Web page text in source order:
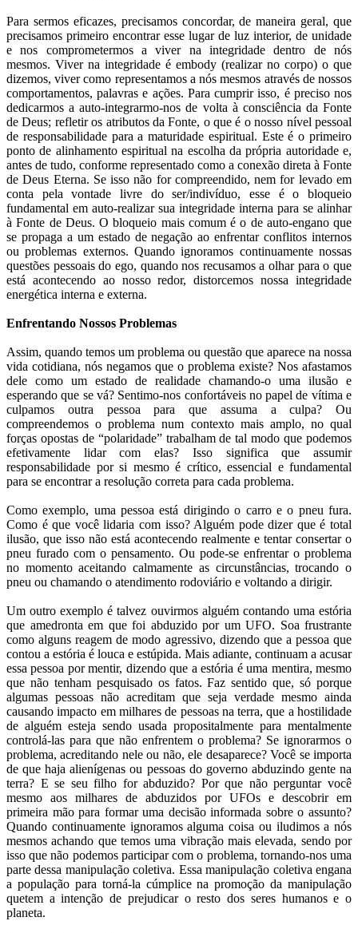
Para sermos eficazes, precisamos concordar, de maneira geral, que
precisamos primeiro encontrar esse lugar de luz interior, de unidade
e nos comprometermos a viver na integridade dentro de nós
mesmos. Viver na integridade é embody (realizar no corpo) o que
dizemos, viver como representamos a nós mesmos através de nossos
comportamentos, palavras e ações. Para cumprir isso, é preciso nos
dedicarmos a auto-integrarmo-nos de volta à consciência da Fonte
de Deus; refletir os atributos da Fonte, o que é o nosso nível pessoal
de responsabilidade para a maturidade espiritual. Este é o primeiro
ponto de alinhamento espiritual na escolha da própria autoridade e,
antes de tudo, conforme representado como a conexão direta à Fonte
de Deus Eterna. Se isso não for compreendido, nem for levado em
conta pela vontade livre do ser/indivíduo, esse é o bloqueio
fundamental em auto-realizar sua integridade interna para se alinhar
à Fonte de Deus. O bloqueio mais comum é o de auto-engano que
se propaga a um estado de negação ao enfrentar conflitos internos
ou problemas externos. Quando ignoramos continuamente nossas
questões pessoais do ego, quando nos recusamos a olhar para o que
está acontecendo ao nosso redor, distorcemos nossa integridade
energética interna e externa.
Enfrentando Nossos Problemas
Assim, quando temos um problema ou questão que aparece na nossa
vida cotidiana, nós negamos que o problema existe? Nos afastamos
dele como um estado de realidade chamando-o uma ilusão e
esperando que se vá? Sentimo-nos confortáveis no papel de vítima e
culpamos outra pessoa para que assuma a culpa? Ou
compreendemos o problema num contexto mais amplo, no qual
forças opostas de “polaridade” trabalham de tal modo que podemos
efetivamente lidar com elas? Isso significa que assumir
responsabilidade por si mesmo é crítico, essencial e fundamental
para se encontrar a resolução correta para cada problema.
Como exemplo, uma pessoa está dirigindo o carro e o pneu fura.
Como é que você lidaria com isso? Alguém pode dizer que é total
ilusão, que isso não está acontecendo realmente e tentar consertar o
pneu furado com o pensamento. Ou pode-se enfrentar o problema
no momento aceitando calmamente as circunstâncias, trocando o
pneu ou chamando o atendimento rodoviário e voltando a dirigir.
Um outro exemplo é talvez ouvirmos alguém contando uma estória
que amedronta em que foi abduzido por um UFO. Soa frustrante
como alguns reagem de modo agressivo, dizendo que a pessoa que
contou a estória é louca e estúpida. Mais adiante, continuam a acusar
essa pessoa por mentir, dizendo que a estória é uma mentira, mesmo
que não tenham pesquisado os fatos. Faz sentido que, só porque
algumas pessoas não acreditam que seja verdade mesmo ainda
causando impacto em milhares de pessoas na terra, que a hostilidade
de alguém esteja sendo usada propositalmente para mentalmente
controlá-las para que não enfrentem o problema? Se ignorarmos o
problema, acreditando nele ou não, ele desaparece? Você se importa
de que haja alienígenas ou pessoas do governo abduzindo gente na
terra? E se seu filho for abduzido? Por que não perguntar você
mesmo aos milhares de abduzidos por UFOs e descobrir em
primeira mão para formar uma decisão informada sobre o assunto?
Quando continuamente ignoramos alguma coisa ou iludimos a nós
mesmos achando que temos uma vibração mais elevada, sendo por
isso que não podemos participar com o problema, tornando-nos uma
parte dessa manipulação coletiva. Essa manipulação coletiva engana
a população para torná-la cúmplice na promoção da manipulação
quetem a intenção de prejudicar o resto dos seres humanos e o
planeta.